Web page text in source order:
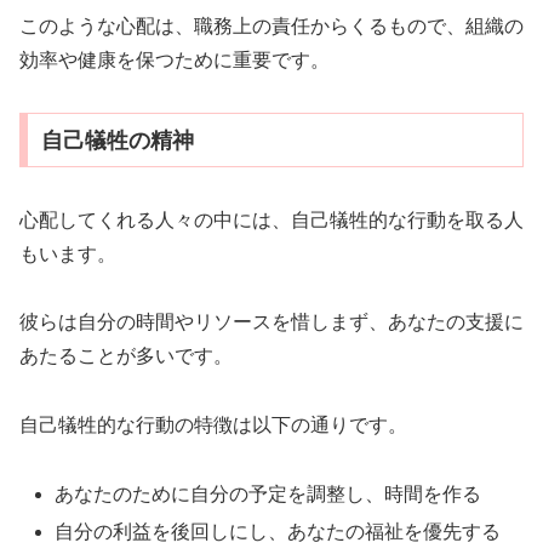
このような心配は、職務上の責任からくるもので、組織の
効率や健康を保つために重要です。
自己犠牲の精神
心配してくれる人々の中には、自己犠牲的な行動を取る人
もいます。
彼らは自分の時間やリソースを惜しまず、あなたの支援に
あたることが多いです。
自己犠牲的な行動の特徴は以下の通りです。
あなたのために自分の予定を調整し、時間を作る
自分の利益を後回しにし、あなたの福祉を優先する